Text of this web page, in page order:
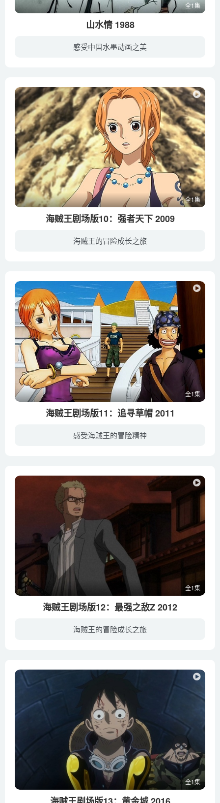
全1集
山水情 1988
感受中国水墨动画之美
全1集
海贼王剧场版10：强者天下 2009
海贼王的冒险成长之旅
全1集
海贼王剧场版11：追寻草帽 2011
感受海贼王的冒险精神
全1集
海贼王剧场版12：最强之敌Z 2012
海贼王的冒险成长之旅
全1集